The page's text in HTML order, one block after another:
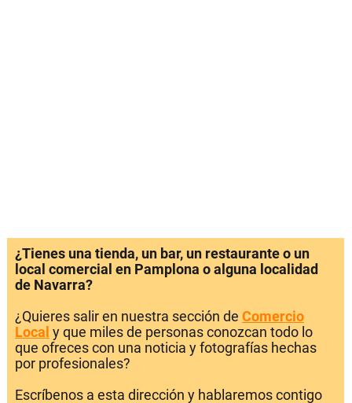
¿Tienes una tienda, un bar, un restaurante o un
local comercial en Pamplona o alguna localidad
de Navarra?
¿Quieres salir en nuestra sección de Comercio
Local y que miles de personas conozcan todo lo
que ofreces con una noticia y fotografías hechas
por profesionales?
Escríbenos a esta dirección y hablaremos contigo